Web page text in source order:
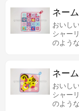
で、お
ネー
おいし
シャー
のよう
で、お
ネー
おいし
シャー
のよう